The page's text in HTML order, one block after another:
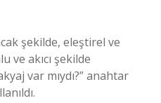
şekilde, eleştirel ve
ve akıcı şekilde
var mıydı?” anahtar